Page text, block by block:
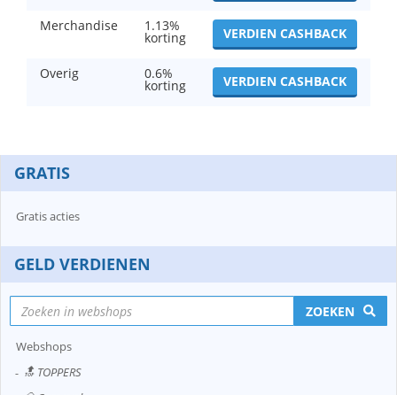
Merchandise 1.13%
korting VERDIEN CASHBACK
Overig 0.6%
korting VERDIEN CASHBACK
GRATIS
Gratis acties
GELD VERDIENEN
ZOEKEN
Webshops
🔝 TOPPERS